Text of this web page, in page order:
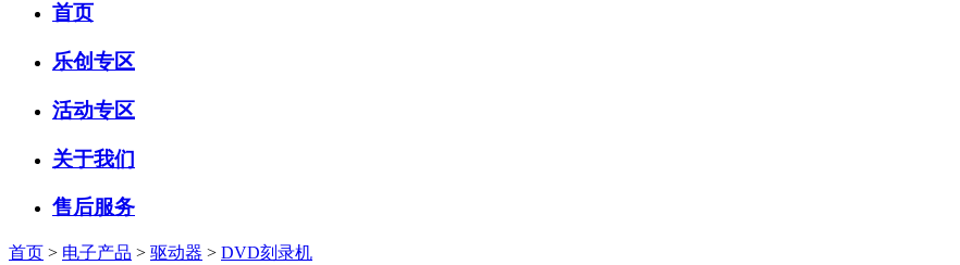
首页
乐创专区
活动专区
关于我们
售后服务
首页 > 电子产品 > 驱动器 > DVD刻录机